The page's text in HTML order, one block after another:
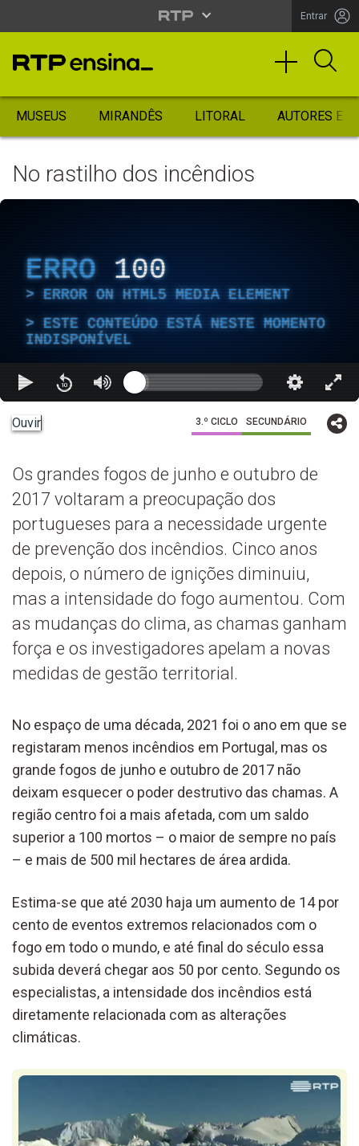
Entrar
MUSEUS MIRANDÊS LITORAL AUTORES
No rastilho dos incêndios
ERRO 100
ERROR ON HTML5 MEDIA ELEMENT
ESTE CONTEÚDO ESTÁ NESTE MOMENTO
INDISPONÍVEL
Ouvir 3.º CICLO SECUNDÁRIO
Os grandes fogos de junho e outubro de
2017 voltaram a preocupação dos
portugueses para a necessidade urgente
de prevenção dos incêndios. Cinco anos
depois, o número de ignições diminuiu,
mas a intensidade do fogo aumentou. Com
as mudanças do clima, as chamas ganham
força e os investigadores apelam a novas
medidas de gestão territorial.
No espaço de uma década, 2021 foi o ano em que se
registaram menos incêndios em Portugal, mas os
grande fogos de junho e outubro de 2017 não
deixam esquecer o poder destrutivo das chamas. A
região centro foi a mais afetada, com um saldo
superior a 100 mortos – o maior de sempre no país
– e mais de 500 mil hectares de área ardida.
Estima-se que até 2030 haja um aumento de 14 por
cento de eventos extremos relacionados com o
fogo em todo o mundo, e até final do século essa
subida deverá chegar aos 50 por cento. Segundo os
especialistas, a intensidade dos incêndios está
diretamente relacionada com as alterações
climáticas.